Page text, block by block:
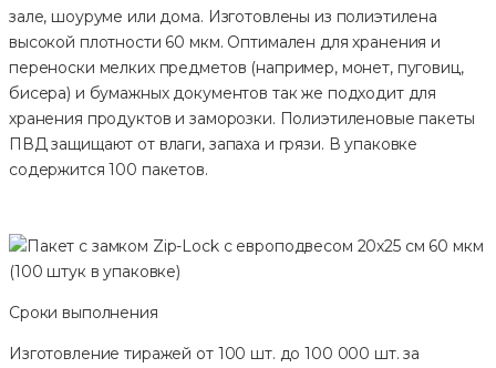
зале, шоуруме или дома. Изготовлены из полиэтилена
высокой плотности 60 мкм. Оптимален для хранения и
переноски мелких предметов (например, монет, пуговиц,
бисера) и бумажных документов так же подходит для
хранения продуктов и заморозки. Полиэтиленовые пакеты
ПВД защищают от влаги, запаха и грязи. В упаковке
содержится 100 пакетов.
Сроки выполнения
Изготовление тиражей от 100 шт. до 100 000 шт. за